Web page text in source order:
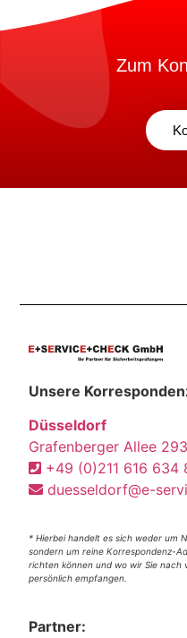
Zum
Unsere
Düsseldorf
Grafenberger Allee
+49 (0)211 616 634
duesseldorf@e-
* Hierbei handelt es sich weder um
sondern um reine Korrespondenz-
richten können und wo wir Sie
persönlich empfangen.
Partner: